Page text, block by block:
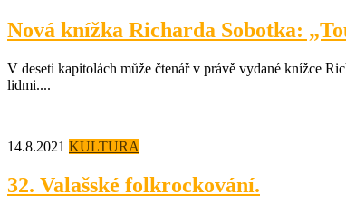
Nová knížka Richarda Sobotka:
V deseti kapitolách může čtenář v právě vydané knížce
lidmi....
14.8.2021 KULTURA
32. Valašské folkrockování.